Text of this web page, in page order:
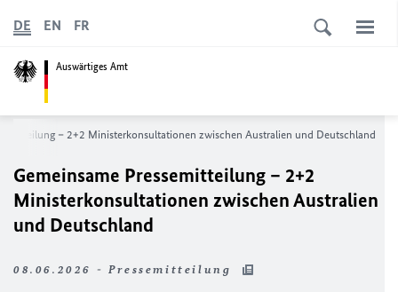
Auswärtiges Amt
DE EN FR
– 2+2 Ministerkonsultationen zwischen Australien und Deutschland
Gemeinsame Pressemitteilung – 2+2
Ministerkonsultationen zwischen Australien
und Deutschland
08.06.2026 - Pressemitteilung